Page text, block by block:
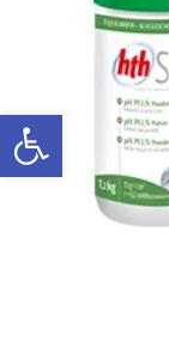
פתח סרגל נגישות